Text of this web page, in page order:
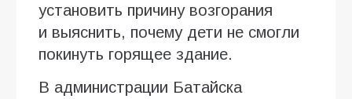
установить причину возгорания
и выяснить, почему дети не смогли
покинуть горящее здание.
В администрации Батайска